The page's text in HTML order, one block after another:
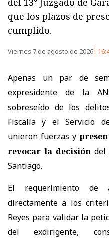
que los plazos de
cumplido.
Viernes 7 de agosto de 2026
Apenas un par de
expresidente de la
sobreseído de los
Fiscalía y el Servicio
unieron fuerzas y
revocar la decisión del
Santiago.
El requerimiento de
directamente a los
Reyes para validar la
del exdirigente,